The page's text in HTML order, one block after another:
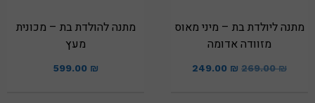
מתנה ליולדת בת – מיני מאוס
מזוודה אדומה
269.00₪
249.00 ₪
מתנה להולדת בת – מכונית
מעץ
599.00 ₪